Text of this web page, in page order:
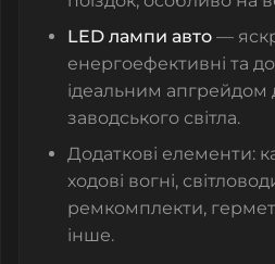
LED лампи авто —
енергоефективні та
ідеальним апгрейдом
заводського світла.
Додаткові елементи:
ходові вогні,
ремкомплекти,
інше.